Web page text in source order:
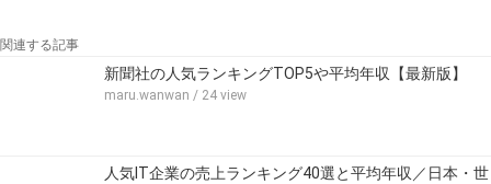
関連する記事
新聞社の人気ランキングTOP5や平均年収【最新版】
maru.wanwan / 24 view
人気IT企業の売上ランキング40選と平均年収／日本・世